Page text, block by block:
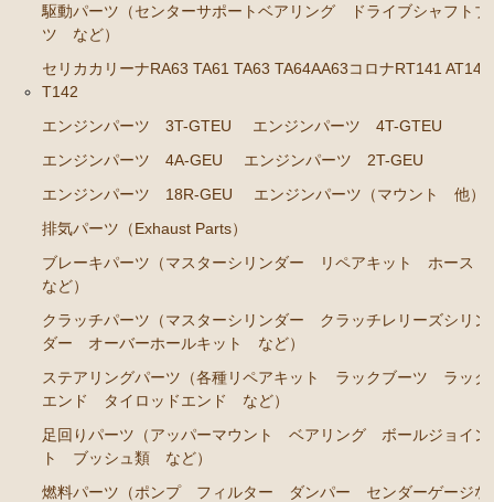
エンジンパーツ 1G-FE GS151 GS151H
2JZ-GE JZS147
セリカ カリーナ（TA40 TA42 TA45 TA46 TA47 RA40
RA45 RA46）
ステアリングパーツ（各種リペアキット ラックブー
ツ ラックエンド タイロッドエンド など）
駆動パーツ（センターサポートベアリング ドライブ
シャフトブーツ など）
セリカカリーナRA63 TA61 TA63 TA64AA63コロナRT14
エンジンパーツ 3T-GTEU
エンジンパーツ 4T-GTEU
駆動パーツ（センターサポートベアリング ドライブシャフトブ
ツ など）
セリカカリーナRA63 TA61 TA63 TA64AA63コロナRT141
T142
エンジンパーツ 3T-GTEU
エンジンパーツ 4T-GTEU
エンジンパーツ 4A-GEU
エンジンパーツ 2T-GEU
エンジンパーツ 18R-GEU
エンジンパーツ（マウント 他）
排気パーツ（Exhaust Parts）
ブレーキパーツ（マスターシリンダー リペアキット ホース
など）
クラッチパーツ（マスターシリンダー クラッチレリーズシリン
ダー オーバーホールキット など）
ステアリングパーツ（各種リペアキット ラックブーツ ラック
エンド タイロッドエンド など）
足回りパーツ（アッパーマウント ベアリング ボールジョイン
ト ブッシュ類 など）
燃料パーツ（ポンプ フィルター ダンパー センダーゲージな